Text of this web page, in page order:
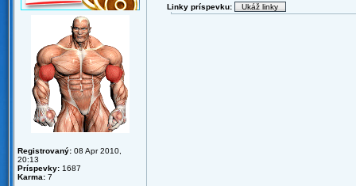
Registrovaný: 08 Apr 2010,
20:13
Príspevky: 1687
Karma: 7
Linky príspevku: